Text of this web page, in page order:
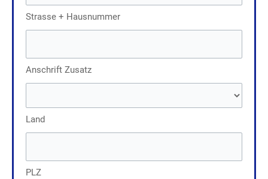
Strasse + Hausnummer
Anschrift Zusatz
PLZ
Land